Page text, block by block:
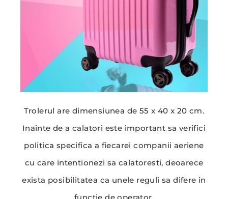
Trolerul are dimensiunea de 55 x 40 x 20 cm.
Inainte de a calatori este important sa verifici
politica specifica a fiecarei companii aeriene
cu care intentionezi sa calatoresti, deoarece
exista posibilitatea ca unele reguli sa difere in
functie de operator.